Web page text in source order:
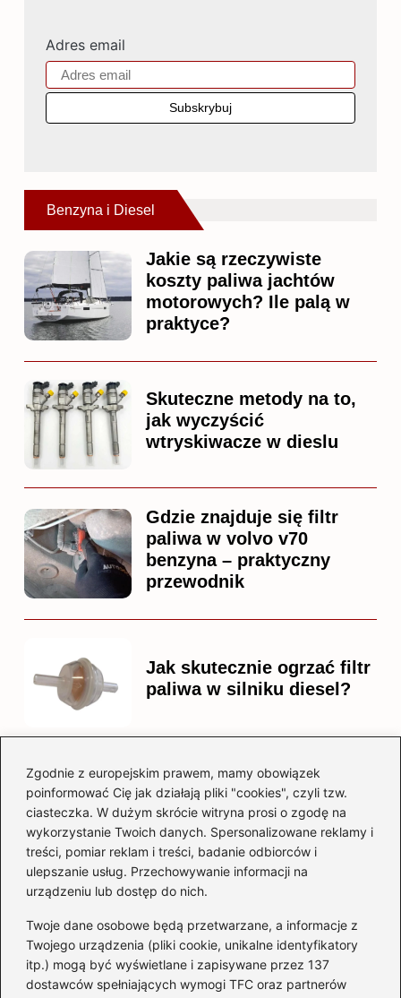
Zgodnie z europejskim prawem, mamy obowiązek
poinformować Cię jak działają pliki "cookies", czyli tzw.
ciasteczka. W dużym skrócie witryna prosi o zgodę na
wykorzystanie Twoich danych. Spersonalizowane reklamy i
treści, pomiar reklam i treści, badanie odbiorców i
ulepszanie usług. Przechowywanie informacji na
urządzeniu lub dostęp do nich.
Twoje dane osobowe będą przetwarzane, a informacje z
Twojego urządzenia (pliki cookie, unikalne identyfikatory
itp.) mogą być wyświetlane i zapisywane przez 137
dostawców spełniających wymogi TFC oraz partnerów
Adres email
Benzyna i Diesel
Jakie są rzeczywiste
koszty paliwa jachtów
motorowych? Ile palą w
praktyce?
Skuteczne metody na to,
jak wyczyścić
wtryskiwacze w dieslu
Gdzie znajduje się filtr
paliwa w volvo v70
benzyna – praktyczny
przewodnik
Jak skutecznie ogrzać filtr
paliwa w silniku diesel?
Czy warto kupować
diesla? Przewodnik dla
przyszłych właścicieli
Kategorie
Akumulator(74)
Benzyna i Diesel(87)
Motocykle(49)